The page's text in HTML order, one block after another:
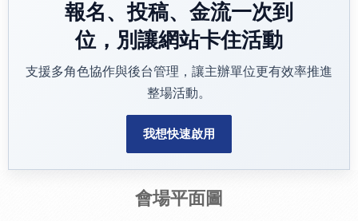
報名、投稿、金流一次到
位，別讓網站卡住活動
支援多角色協作與後台管理，讓主辦單位更有效率推進
整場活動。
我想快速啟用
會場平面圖